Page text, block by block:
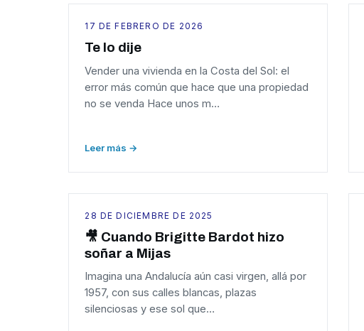
17 DE FEBRERO DE 2026
Te lo dije
Vender una vivienda en la Costa del Sol: el
error más común que hace que una propiedad
no se venda Hace unos m…
Leer más →
28 DE DICIEMBRE DE 2025
🎥 Cuando Brigitte Bardot hizo
soñar a Mijas
Imagina una Andalucía aún casi virgen, allá por
1957, con sus calles blancas, plazas
silenciosas y ese sol que…